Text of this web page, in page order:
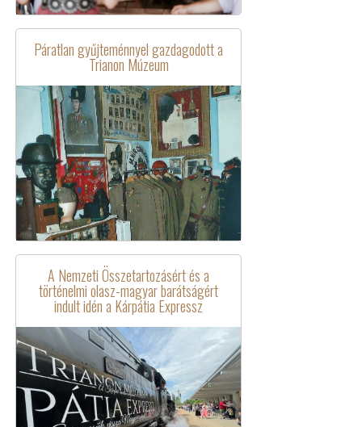
Páratlan gyűjteménnyel gazdagodott a
Trianon Múzeum
A Nemzeti Összetartozásért és a
történelmi olasz-magyar barátságért
indult idén a Kárpátia Expressz